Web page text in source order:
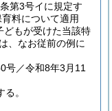
第3号イに規定す
料について適用
どもが受けた当該特
、なお従前の例に
号／令和8年3月11
。